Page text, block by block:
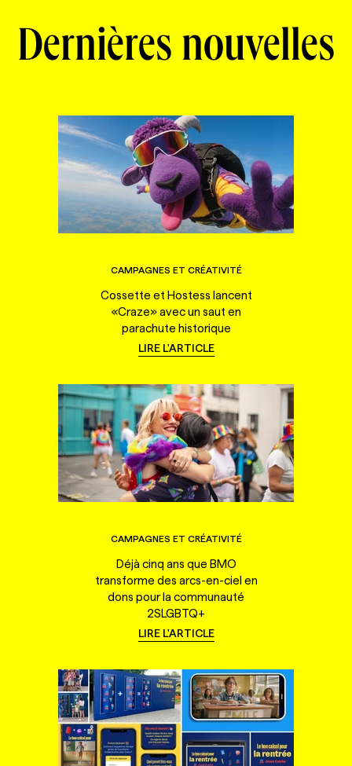
Dernières nouvelles
CAMPAGNES ET CRÉATIVITÉ
Cossette et Hostess lancent
«Craze» avec un saut en
parachute historique
LIRE L'ARTICLE
CAMPAGNES ET CRÉATIVITÉ
Déjà cinq ans que BMO
transforme des arcs-en-ciel en
dons pour la communauté
2SLGBTQ+
LIRE L'ARTICLE